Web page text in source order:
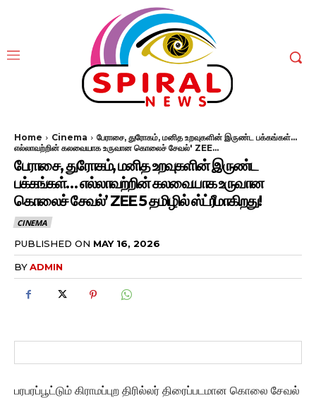
Home Cinema
பேராசை, துரோகம், மனித உறவுகளின் இருண்ட பக்கங்கள்...
எல்லாவற்றின் கலவையாக உருவான கொலைச் சேவல்' ZEE...
பேராசை, துரோகம், மனித உறவுகளின் இருண்ட
பக்கங்கள்… எல்லாவற்றின் கலவையாக உருவான
கொலைச் சேவல்’ ZEE 5 தமிழில் ஸ்ட்ரீமாகிறது!
CINEMA
PUBLISHED ON MAY 16, 2026
BYADMIN
பரபரப்பூட்டும் கிராமப்புற திரில்லர் திரைப்படமான கொலை சேவல்